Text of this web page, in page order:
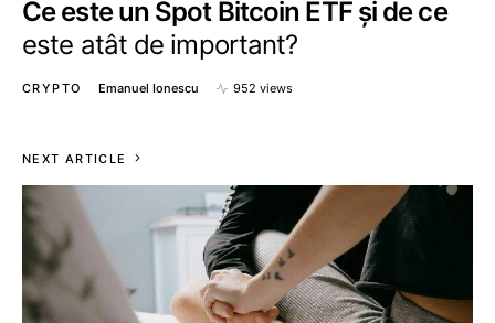
Ce este un Spot Bitcoin ETF și de ce
este atât de important?
CRYPTO Emanuel Ionescu 952 views
NEXT ARTICLE